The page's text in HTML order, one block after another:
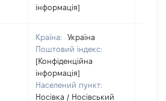
інформація]
Країна:
Україна
Поштовий індекс:
[Конфіденційна
інформація]
Населений пункт:
Носівка / Носівський